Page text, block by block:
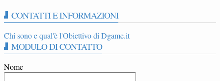
CONTATTI E INFORMAZIONI
Chi sono e qual'è l'Obiettivo di Dgame.it
MODULO DI CONTATTO
Nome